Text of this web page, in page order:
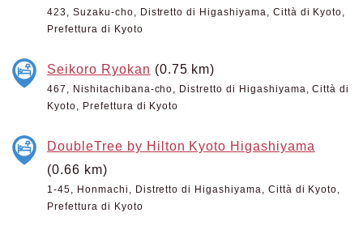
423, Suzaku-cho, Distretto di Higashiyama, Città di Kyoto,
Prefettura di Kyoto
Seikoro Ryokan (0.75 km)
467, Nishitachibana-cho, Distretto di Higashiyama, Città di
Kyoto, Prefettura di Kyoto
DoubleTree by Hilton Kyoto Higashiyama
(0.66 km)
1-45, Honmachi, Distretto di Higashiyama, Città di Kyoto,
Prefettura di Kyoto